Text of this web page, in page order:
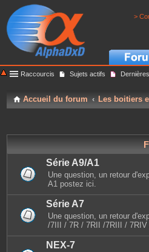
>
Raccourcis Sujets actifs
Accueil du forum Les boitiers
Série A9/A1
Une question, un retour
A1 postez ici.
Série A7
Une question, un retour
/7III / 7R / 7RII /7RIII /
NEX-7